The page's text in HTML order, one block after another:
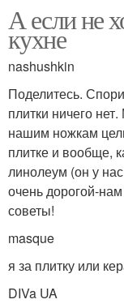
А если не
кухне
nashushkin
Поделитесь.
плитки ничего
нашим ножкам
плитке и вообще,
линолеум (он у
очень дорогой-
советы!
masque
я за плитку или
DIVa UA